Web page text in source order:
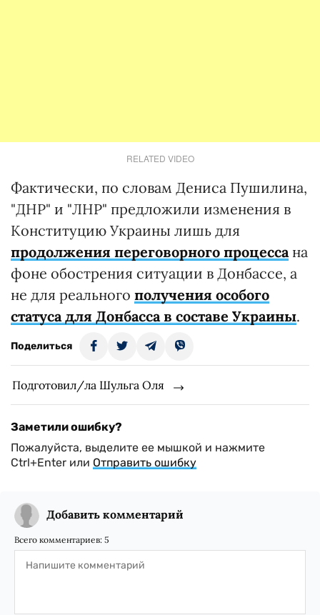
RELATED VIDEO
Фактически, по словам Дениса Пушилина,
"ДНР" и "ЛНР" предложили изменения в
Конституцию Украины лишь для
продолжения переговорного процессана
фоне обострения ситуации в Донбассе, а
не для реального получения особого
статуса для Донбасса в составе Украины.
Поделиться
Подготовил/ла Шульга Оля
Заметили ошибку?
Пожалуйста, выделите ее мышкой и нажмите
Ctrl+Enter или Отправить ошибку
Добавить комментарий
Всего комментариев: 5